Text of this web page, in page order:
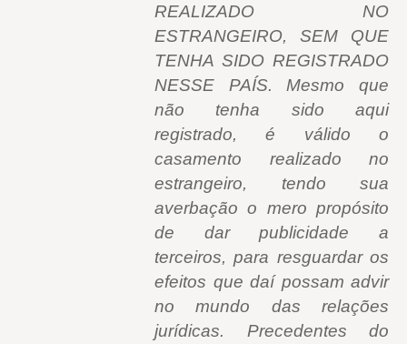
REALIZADO NO
ESTRANGEIRO, SEM QUE
TENHA SIDO REGISTRADO
NESSE PAÍS. Mesmo que
não tenha sido aqui
registrado, é válido o
casamento realizado no
estrangeiro, tendo sua
averbação o mero propósito
de dar publicidade a
terceiros, para resguardar os
efeitos que daí possam advir
no mundo das relações
jurídicas. Precedentes do